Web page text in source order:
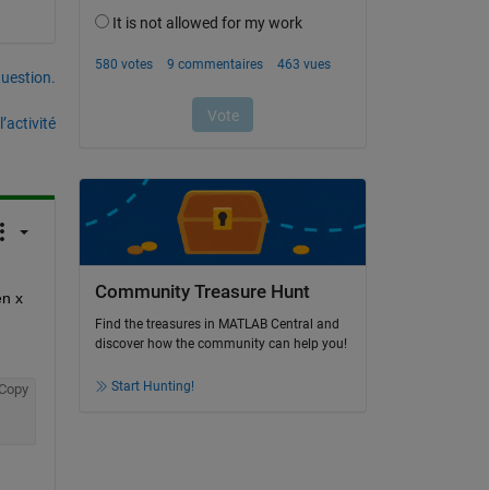
x
Copy
Community Treasure Hunt
Find the treasures in MATLAB Central and
discover how the community can help you!
Start Hunting!